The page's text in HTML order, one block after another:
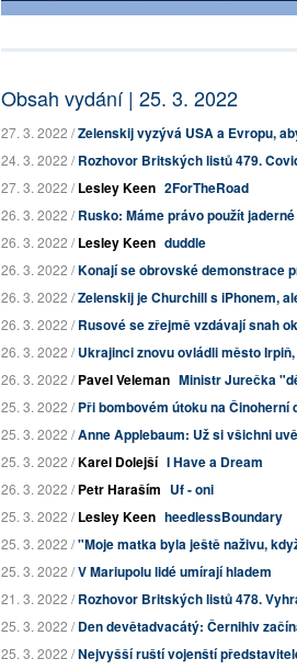
Obsah vydání | 25. 3. 2022
27. 3. 2022 /Zelenskij vyzývá USA a Evropu,
24. 3. 2022 /Rozhovor Britských listů 479.
27. 3. 2022 /Lesley Keen 2ForTheRoad
26. 3. 2022 /Rusko: Máme právo použít
26. 3. 2022 /Lesley Keen duddle
26. 3. 2022 /Konají se obrovské demonstrace
26. 3. 2022 /Zelenskij je Churchill s iPhonem,
26. 3. 2022 /Rusové se zřejmě vzdávají snah
26. 3. 2022 /Ukrajinci znovu ovládli město
26. 3. 2022 /Pavel Veleman Ministr Jurečka
25. 3. 2022 /Při bombovém útoku na Činoherní
25. 3. 2022 /Anne Applebaum: Už si všichni
25. 3. 2022 /Karel Dolejší I Have a Dream
26. 3. 2022 /Petr Haraším Uf - oni
25. 3. 2022 /Lesley Keen heedlessBoundary
25. 3. 2022 /"Moje matka byla ještě naživu,
25. 3. 2022 /V Mariupolu lidé umírají hladem
21. 3. 2022 /Rozhovor Britských listů 478.
25. 3. 2022 /Den devětadvacátý: Černihiv
25. 3. 2022 /Nejvyšší ruští vojenští